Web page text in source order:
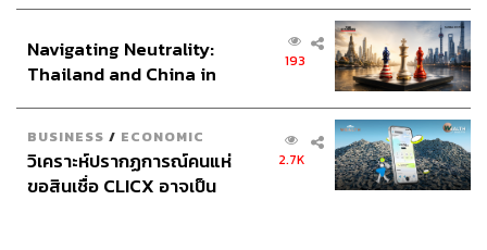
Project Coordinatorซาจิ แซ่อื้อ
Graphic Designerธนิดา โตวิวัฒน์
THE STANDARD Proofreader Team
THE STANDARD Webmaster Team
อินโดนีเซีย
Navigating Neutrality:
Thailand and China in
193
BUSINESS / ECONOMIC
วิเคราะห์ปรากฏการณ์คนแห่
ขอสินเชื่อ CLICX อาจเป็น
2.7K